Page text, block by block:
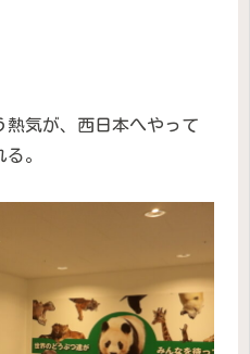
気が、西日本へやって
。